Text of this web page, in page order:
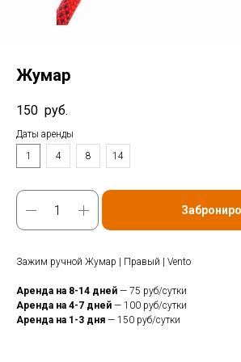
Жумар
150 руб.
Даты аренды
1
4 8 14
Зажим ручной Жумар | Правый | Vento
Аренда на 8-14 дней — 75 руб/сутки
Аренда на 4-7 дней — 100 руб/сутки
Аренда на 1-3 дня — 150 руб/сутки